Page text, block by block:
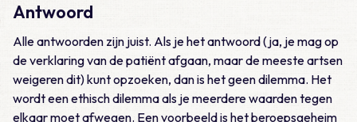
Antwoord
Alle antwoorden zijn juist. Als je het antwoord (ja, je mag op
de verklaring van de patiënt afgaan, maar de meeste artsen
weigeren dit) kunt opzoeken, dan is het geen dilemma. Het
wordt een ethisch dilemma als je meerdere waarden tegen
elkaar moet afwegen. Een voorbeeld is het beroepsgeheim